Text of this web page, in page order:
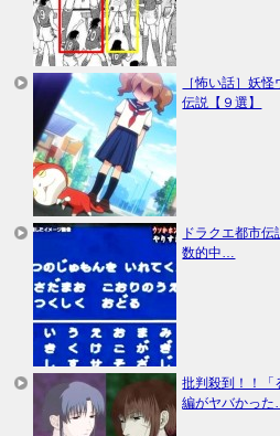
［怖い話］妖
伝説【９選】
ドラクエ都市
数的中…
批判殺到！！「
編がヤバかっ